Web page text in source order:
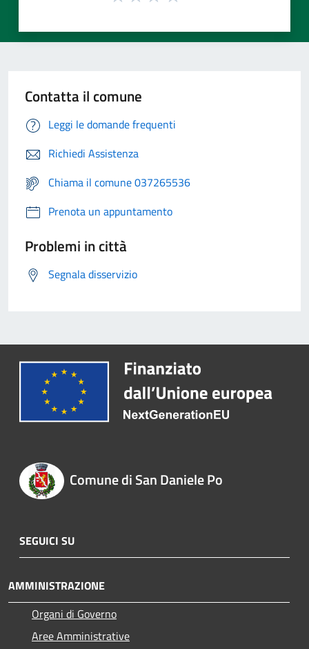
Contatta il comune
Leggi le domande frequenti
Richiedi Assistenza
Chiama il comune 037265536
Prenota un appuntamento
Problemi in città
Segnala disservizio
Comune di San Daniele Po
SEGUICI SU
AMMINISTRAZIONE
Organi di Governo
Aree Amministrative